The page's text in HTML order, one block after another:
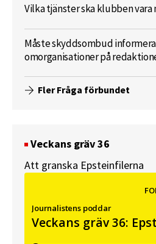
Vilka tjänster ska klubben vara
Måste skyddsombud
omorganisationer på
Fler Fråga förbundet
Veckans gräv 36
Att granska Epsteinfilerna